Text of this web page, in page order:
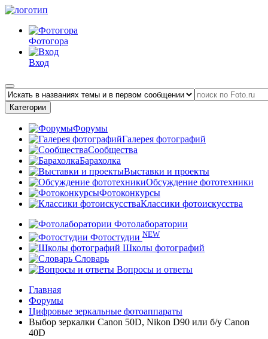
Фотогора
Вход
Категории
Форумы
Галерея фотографий
Сообщества
Барахолка
Выставки и проекты
Обсуждение фототехники
Фотоконкурсы
Классики фотоискусства
Фотолаборатории
Фотостудии NEW
Школы фотографий
Словарь
Вопросы и ответы
Главная
Форумы
Цифровые зеркальные фотоаппараты
Выбор зеркалки Canon 50D, Nikon D90 или б/у Canon
40D